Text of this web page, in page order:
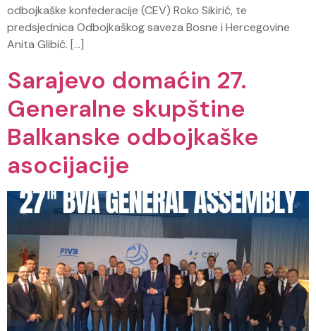
odbojkaške konfederacije (CEV) Roko Sikirić, te
predsjednica Odbojkaškog saveza Bosne i Hercegovine
Anita Glibić. […]
Sarajevo domaćin 27.
Generalne skupštine
Balkanske odbojkaške
asocijacije